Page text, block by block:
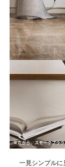
一見シンプル